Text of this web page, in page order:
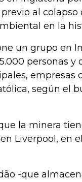
al colapso
en la
un grupo en
personas y
empresas
según el
la minera
Liverpool, en
-que